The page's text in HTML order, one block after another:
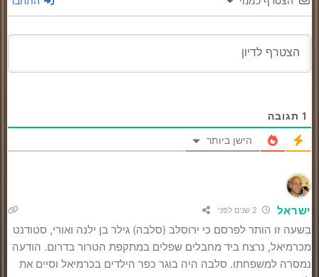
1 תגובה
הישן ביותר
ישראל
בשעה זו הותר לפרסם כי ירוסלב (סלבה) גילר בן ילנה ואורי, סטודנט
מכרמיאל, נרצח ביד מחבלים שפלים במתקפת הטרור בדרום. הודעה
נמסרה למשפחתו. סלבה היה בוגר כפר הילדים בכרמיאל וסיים את